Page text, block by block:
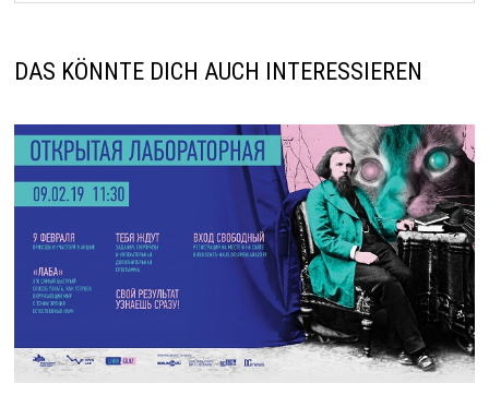
DAS KÖNNTE DICH AUCH INTERESSIEREN